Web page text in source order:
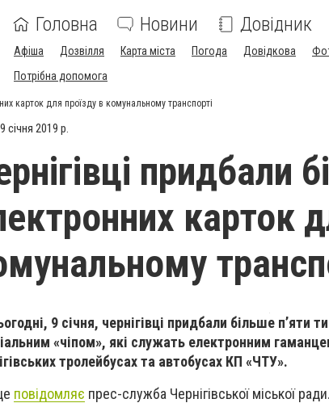
Головна Новини Довідник
Афіша Дозвілля Карта міста Погода Довідкова
Потрібна допомога
карток для проїзду в комунальному транспорті
січня 2019 р.
придбали
карток
9 січня, чернігівці придбали більше п’яти
«чіпом», які служать електронним
тролейбусах та автобусах КП «ЧТУ».
повідомляє прес-служба Чернігівської міської ради.